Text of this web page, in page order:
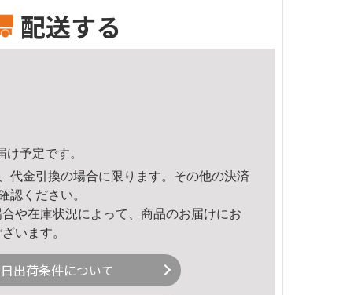
配送する
予定です。
代金引換の場合に限ります。その他の決済
認ください。
や在庫状況によって、商品のお届けにお
います。
出荷条件について